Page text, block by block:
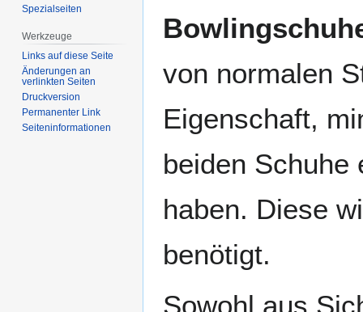
Navigation
Suche
von normalen
Eigenschaft,
beiden Schuhe
haben. Diese
benötigt.
Sowohl aus
Spezialseiten
Werkzeuge
Links auf diese Seite
Änderungen an
verlinkten Seiten
Druckversion
Permanenter Link
Seiten­­informationen